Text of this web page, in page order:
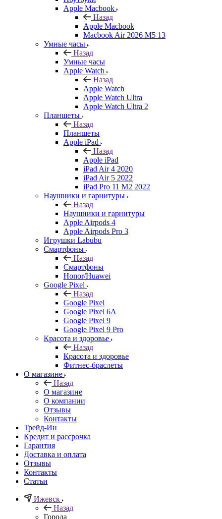
Apple Macbook
Назад
Apple Macbook
Macbook Air 2026 M5 13
Умные часы
Назад
Умные часы
Apple Watch
Назад
Apple Watch
Apple Watch Ultra
Apple Watch Ultra 2
Планшеты
Назад
Планшеты
Apple iPad
Назад
Apple iPad
iPad Air 4 2020
iPad Air 5 2022
iPad Pro 11 M2 2022
Наушники и гарнитуры
Назад
Наушники и гарнитуры
Apple Airpods 4
Apple Airpods Pro 3
Игрушки Labubu
Смартфоны
Назад
Смартфоны
Honor/Huawei
Google Pixel
Назад
Google Pixel
Google Pixel 6A
Google Pixel 9
Google Pixel 9 Pro
Красота и здоровье
Назад
Красота и здоровье
Фитнес-браслеты
О магазине
Назад
О магазине
О компании
Отзывы
Контакты
Трейд-Ин
Кредит и рассрочка
Гарантия
Доставка и оплата
Отзывы
Контакты
Статьи
Ижевск
Назад
Города